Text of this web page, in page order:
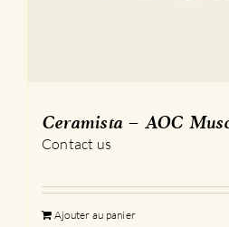
Ceramista – AOC
Contact us
Ajouter au panier